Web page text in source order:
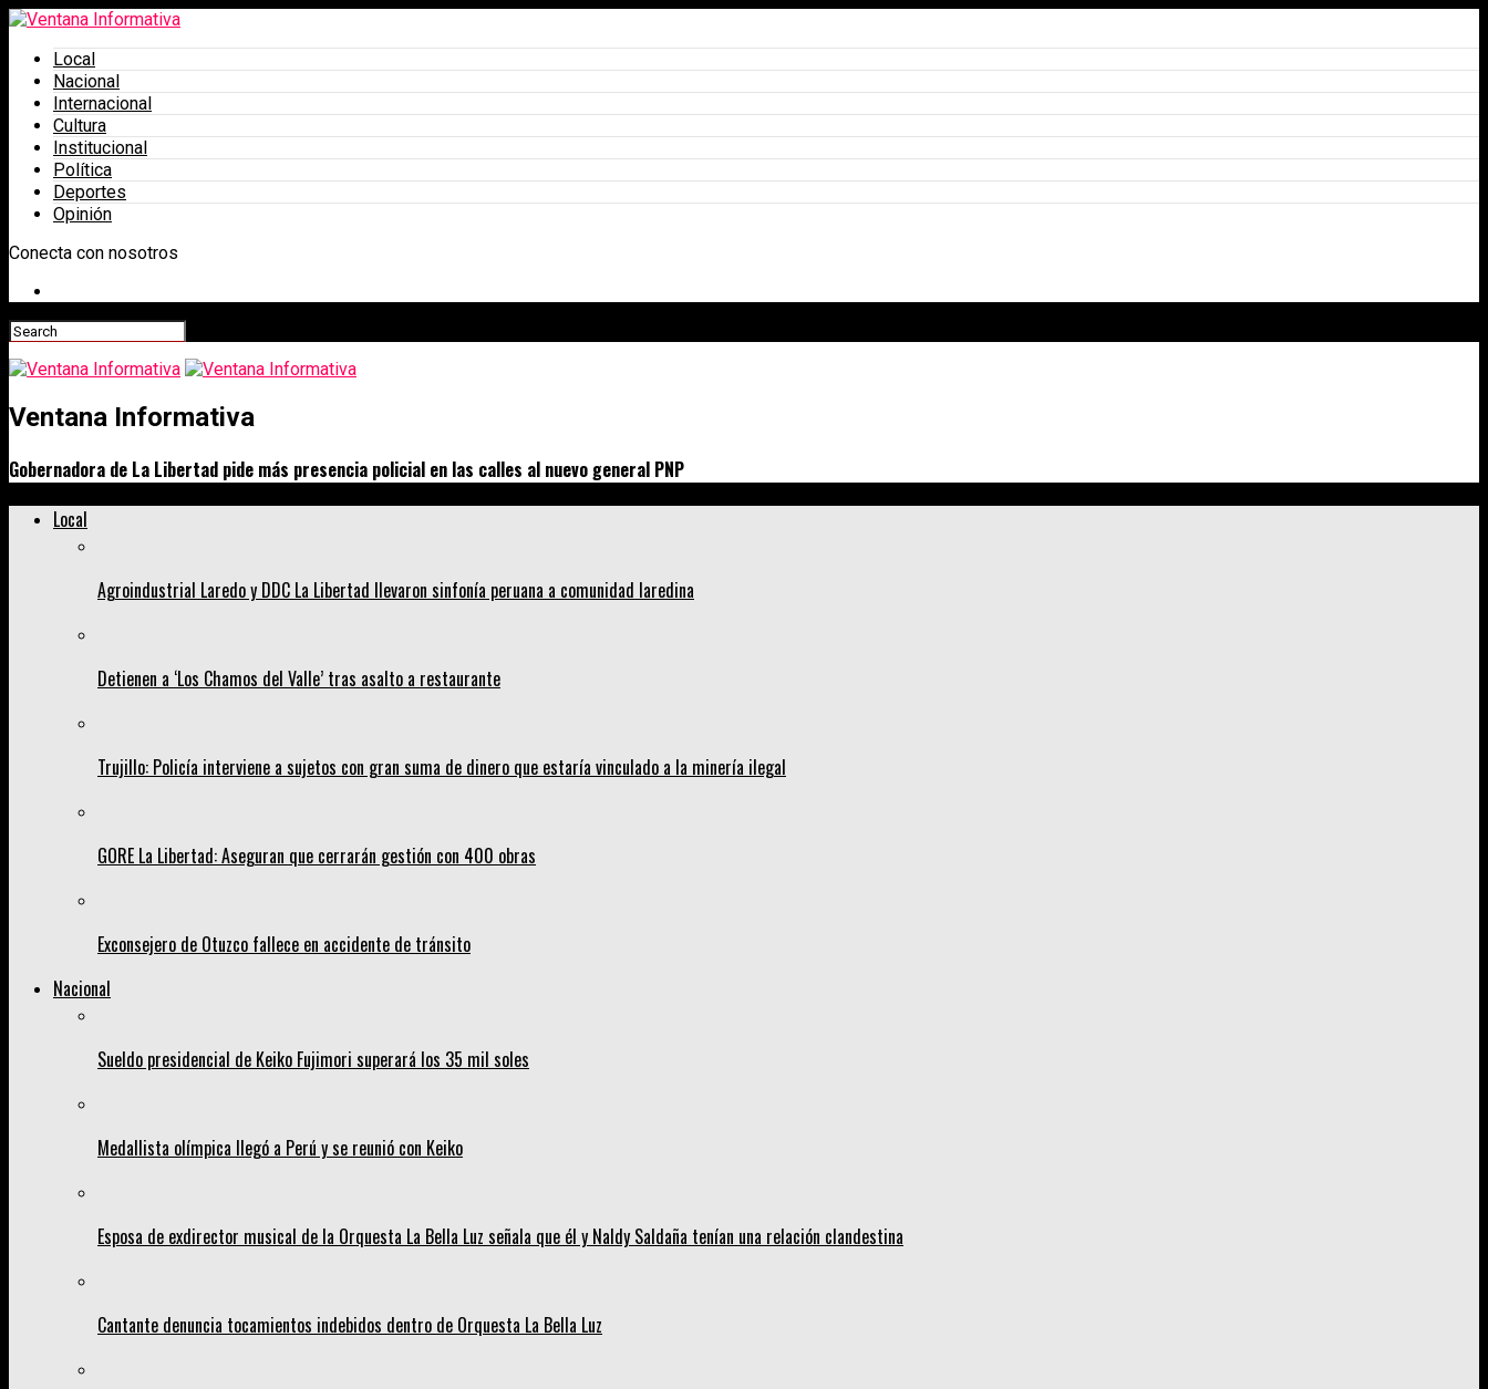
Local
Nacional
Internacional
Cultura
Institucional
Política
Deportes
Opinión
Conecta con nosotros
Ventana Informativa
Gobernadora de La Libertad pide más presencia policial en las calles al nuevo general PNP
Local
Agroindustrial Laredo y DDC La Libertad llevaron sinfonía peruana a comunidad laredina
Detienen a ‘Los Chamos del Valle’ tras asalto a restaurante
Trujillo: Policía interviene a sujetos con gran suma de dinero que estaría vinculado a la minería ilegal
GORE La Libertad: Aseguran que cerrarán gestión con 400 obras
Exconsejero de Otuzco fallece en accidente de tránsito
Nacional
Sueldo presidencial de Keiko Fujimori superará los 35 mil soles
Medallista olímpica llegó a Perú y se reunió con Keiko
Esposa de exdirector musical de la Orquesta La Bella Luz señala que él y Naldy Saldaña tenían una relación clandestina
Cantante denuncia tocamientos indebidos dentro de Orquesta La Bella Luz